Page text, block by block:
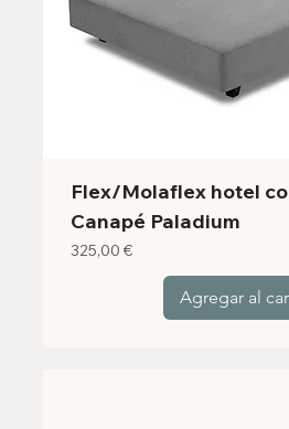
Flex/Molaflex hotel
Canapé Paladium
Precio
325,00 €
Agregar al